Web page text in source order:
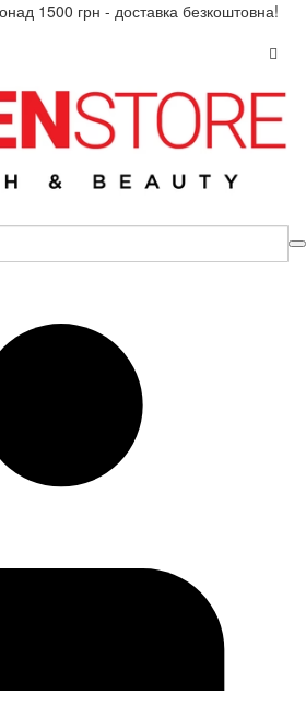
1500 грн - доставка безкоштовна!